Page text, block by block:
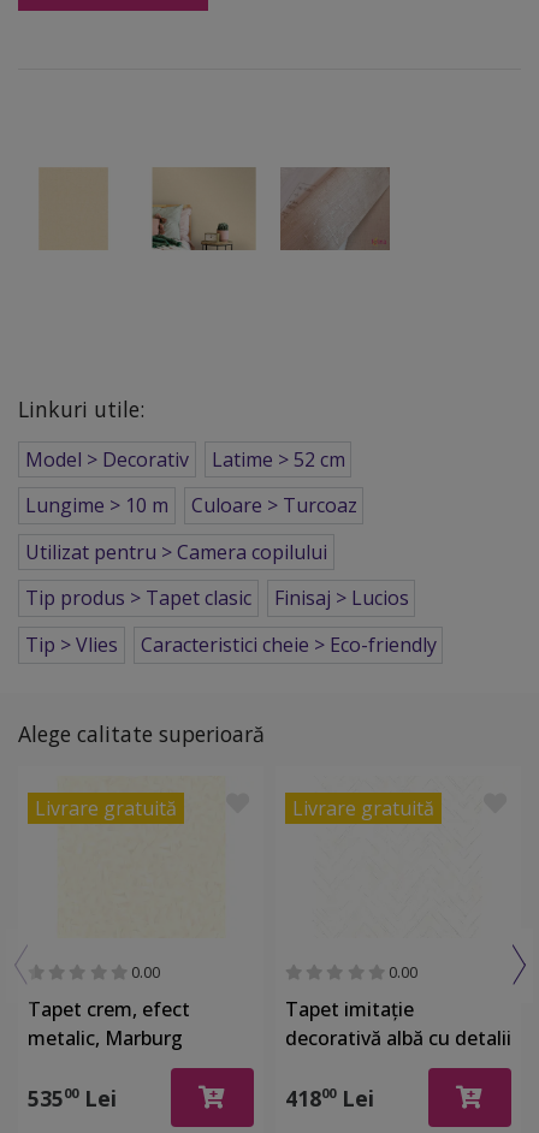
Linkuri utile:
Model > Decorativ
Latime > 52 cm
Lungime > 10 m
Culoare > Turcoaz
Utilizat pentru > Camera copilului
Tip produs > Tapet clasic
Finisaj > Lucios
Tip > Vlies
Caracteristici cheie > Eco-friendly
Alege calitate superioară
Livrare gratuită
0.00
Tapet crem, efect
metalic, Marburg
Gloockler 52502
53500Lei
Livrare gratuită
0.00
Tapet imitaţie
decorativă albă cu detalii
argintii, Marburg 32034
41800Lei